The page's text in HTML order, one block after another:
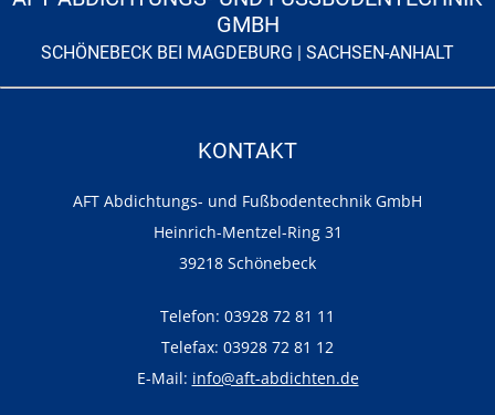
MBH
SCHÖNEBECK BEI MAGDEBURG | SACHSEN-ANHALT
KONTAKT
AFT Abdichtungs- und Fußbodentechnik GmbH
Heinrich-Mentzel-Ring 31
39218 Schönebeck
Telefon: 03928 72 81 11
Telefax: 03928 72 81 12
E-Mail: info@aft-abdichten.de